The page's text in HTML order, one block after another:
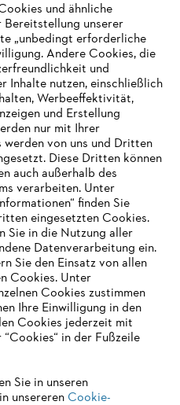
NICHT
empfehlen wir Ihnen, zu
wechseln:
und ähnliche
Bereitstellung unserer
„unbedingt erforderliche
Andere Cookies, die
und
Inhalte nutzen, einschließlich
Werbeeffektivität,
und Erstellung
nur mit Ihrer
von uns und Dritten
Diese Dritten können
auch außerhalb des
verarbeiten. Unter
finden Sie
eingesetzten Cookies.
Sie in die Nutzung aller
Datenverarbeitung ein.
Sie den Einsatz von allen
Cookies. Unter
Cookies zustimmen
Ihre Einwilligung in den
Cookies jederzeit mit
in der Fußzeile
Sie in unseren
unsereren Cookie-